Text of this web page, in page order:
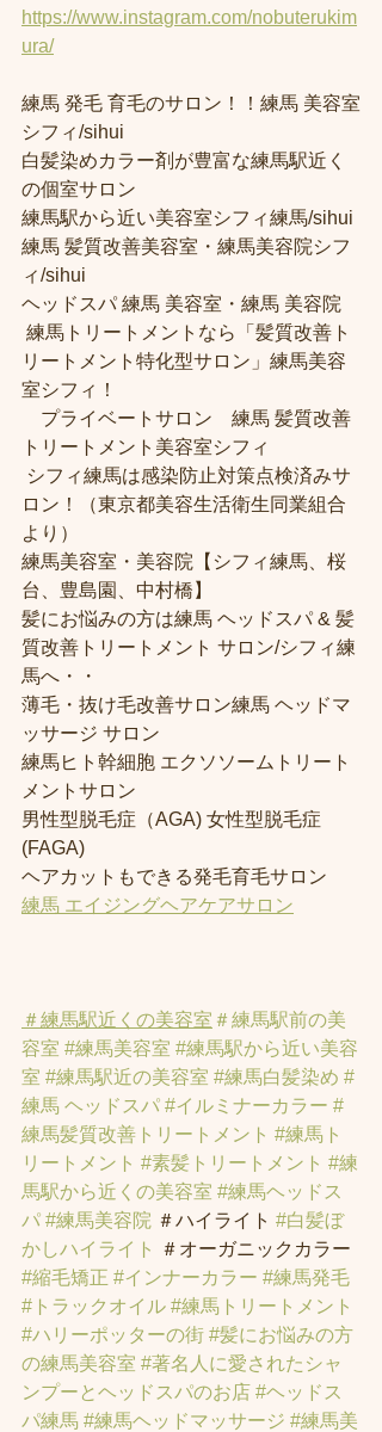
https://www.instagram.com/nobuterukim
ura/
練馬 発毛 育毛のサロン！！練馬 美容室
シフィ/sihui
白髪染めカラー剤が豊富な練馬駅近く
の個室サロン
練馬駅から近い美容室シフィ練馬/sihui
練馬 髪質改善美容室・練馬美容院シフ
ィ/sihui
ヘッドスパ 練馬 美容室・練馬 美容院
練馬トリートメントなら「髪質改善ト
リートメント特化型サロン」練馬美容
室シフィ！
プライベートサロン　練馬 髪質改善
トリートメント美容室シフィ
シフィ練馬は感染防止対策点検済みサ
ロン！（東京都美容生活衛生同業組合
より）
練馬美容室・美容院【シフィ練馬、桜
台、豊島園、中村橋】
髪にお悩みの方は練馬 ヘッドスパ & 髪
質改善トリートメント サロン/シフィ練
馬へ・・
薄毛・抜け毛改善サロン練馬 ヘッドマ
ッサージ サロン
練馬ヒト幹細胞 エクソソームトリート
メントサロン
男性型脱毛症（AGA) 女性型脱毛症
(FAGA)
ヘアカットもできる発毛育毛サロン
練馬 エイジングヘアケアサロン
＃練馬駅近くの美容室 ＃練馬駅前の美
容室 #練馬美容室 #練馬駅から近い美容
室 #練馬駅近の美容室 #練馬白髪染め #
練馬 ヘッドスパ #イルミナーカラー #
練馬髪質改善トリートメント #練馬ト
リートメント #素髪トリートメント #練
馬駅から近くの美容室 #練馬ヘッドス
パ #練馬美容院 ＃ハイライト #白髪ぼ
かしハイライト
＃オーガニックカラー
#縮毛矯正 #インナーカラー #練馬発毛
#トラックオイル #練馬トリートメント
#ハリーポッターの街 #髪にお悩みの方
の練馬美容室 #著名人に愛されたシャ
ンプーとヘッドスパのお店 #ヘッドス
パ練馬 #練馬ヘッドマッサージ #練馬美